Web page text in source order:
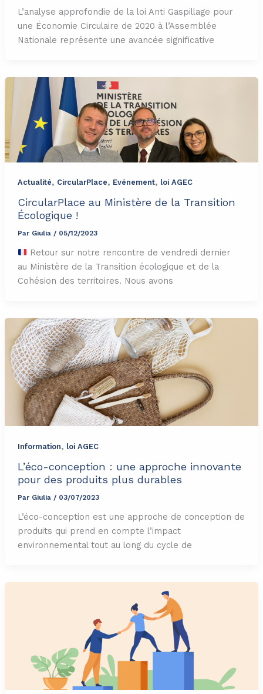
L’analyse approfondie de la loi Anti Gaspillage pour
une Économie Circulaire de 2020 à l’Assemblée
Nationale représente une avancée significative
Actualité, CircularPlace, Evénement, loi AGEC
CircularPlace au Ministère de la Transition
Écologique !
Par Giulia / 05/12/2023
Retour sur notre rencontre de vendredi dernier
au Ministère de la Transition écologique et de la
Cohésion des territoires. Nous avons
Information, loi AGEC
L’éco-conception : une approche innovante
pour des produits plus durables
Par Giulia / 03/07/2023
L’éco-conception est une approche de conception de
produits qui prend en compte l’impact
environnemental tout au long du cycle de